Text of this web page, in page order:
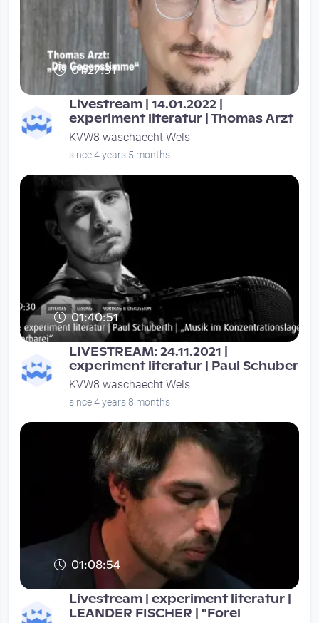
01:27:31
Livestream | 14.01.2022 |
experiment literatur | Thomas Arzt
KVW8 waschaecht Wels
since 4 years 5 months
01:40:51
LIVESTREAM: 24.11.2021 |
experiment literatur | Paul Schuber
KVW8 waschaecht Wels
since 4 years 8 months
01:08:54
Livestream | experiment literatur |
LEANDER FISCHER | "Forel